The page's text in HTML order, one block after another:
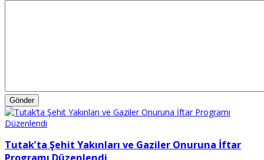
Tutak’ta Şehit Yakınları ve Gaziler Onuruna İftar